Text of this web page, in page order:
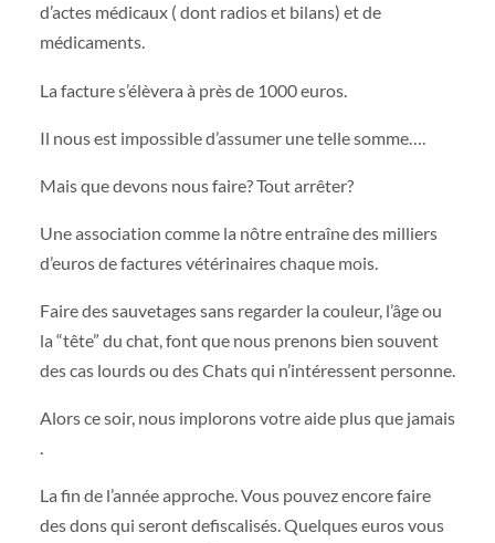
d’actes médicaux ( dont radios et bilans) et de
médicaments.
La facture s’élèvera à près de 1000 euros.
Il nous est impossible d’assumer une telle somme….
Mais que devons nous faire? Tout arrêter?
Une association comme la nôtre entraîne des milliers
d’euros de factures vétérinaires chaque mois.
Faire des sauvetages sans regarder la couleur, l’âge ou
la “tête” du chat, font que nous prenons bien souvent
des cas lourds ou des Chats qui n’intéressent personne.
Alors ce soir, nous implorons votre aide plus que jamais
.
La fin de l’année approche. Vous pouvez encore faire
des dons qui seront defiscalisés. Quelques euros vous